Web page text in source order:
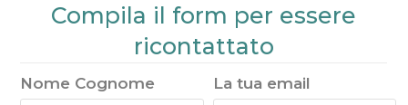
Compila il form per essere
ricontattato
Nome Cognome La tua email